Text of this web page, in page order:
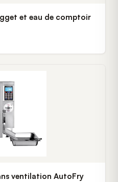
et eau de comptoir
ventilation AutoFry